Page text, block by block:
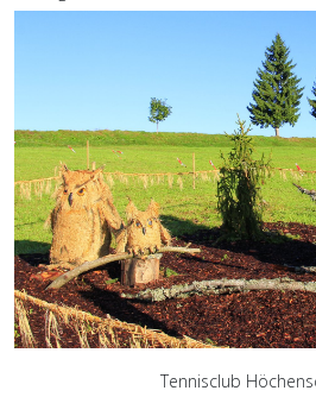
Tennisclub